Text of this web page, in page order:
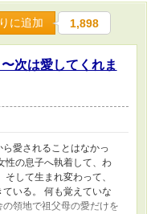
に追加 1,898
次は愛してくれま
愛されることはなかっ
性の息子へ執着して、わ
して生まれ変わって、
いる。 何も覚えていな
領地で祖父母の愛だけを